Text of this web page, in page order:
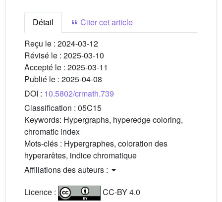
Détail
Citer cet article
Reçu le : 2024-03-12
Révisé le : 2025-03-10
Accepté le : 2025-03-11
Publié le : 2025-04-08
DOI : 10.5802/crmath.739
Classification : 05C15
Keywords: Hypergraphs, hyperedge coloring,
chromatic index
Mots-clés : Hypergraphes, coloration des
hyperarêtes, indice chromatique
Affiliations des auteurs :
Licence :
CC-BY 4.0